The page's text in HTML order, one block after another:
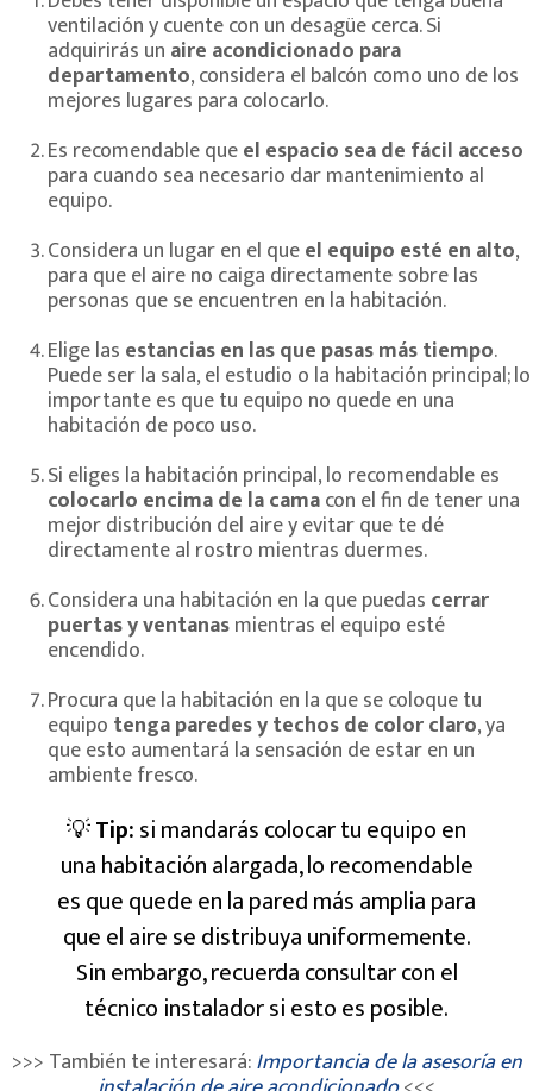
ventilación y cuente con un desagüe cerca. Si
adquirirás un aire acondicionado para
departamento, considera el balcón como uno de los
mejores lugares para colocarlo.
Es recomendable queel espacio sea de fácil acceso
para cuando sea necesario dar mantenimiento al
equipo.
Considera un lugar en el queel equipo esté en alto,
para que el aire no caiga directamente sobre las
personas que se encuentren en la habitación.
Elige las estancias en las que pasas más tiempo.
Puede ser la sala, el estudio o la habitación principal; lo
importante es que tu equipo no quede en una
habitación de poco uso.
Si eliges la habitación principal, lo recomendable es
colocarlo encima de la camacon el fin de tener una
mejor distribución del aire y evitar que te dé
directamente al rostro mientras duermes.
Considera una habitación en la que puedas cerrar
puertas y ventanasmientras el equipo esté
encendido.
Procura que la habitación en la que se coloque tu
equipo tenga paredes y techos de color claro, ya
que esto aumentará la sensación de estar en un
ambiente fresco.
💡Tip:si mandarás colocar tu equipo en
una habitación alargada, lo recomendable
es que quede en la pared más amplia para
que el aire se distribuya uniformemente.
Sin embargo, recuerda consultar con el
técnico instalador si esto es posible.
>>> También te interesará:Importancia de la asesoría en